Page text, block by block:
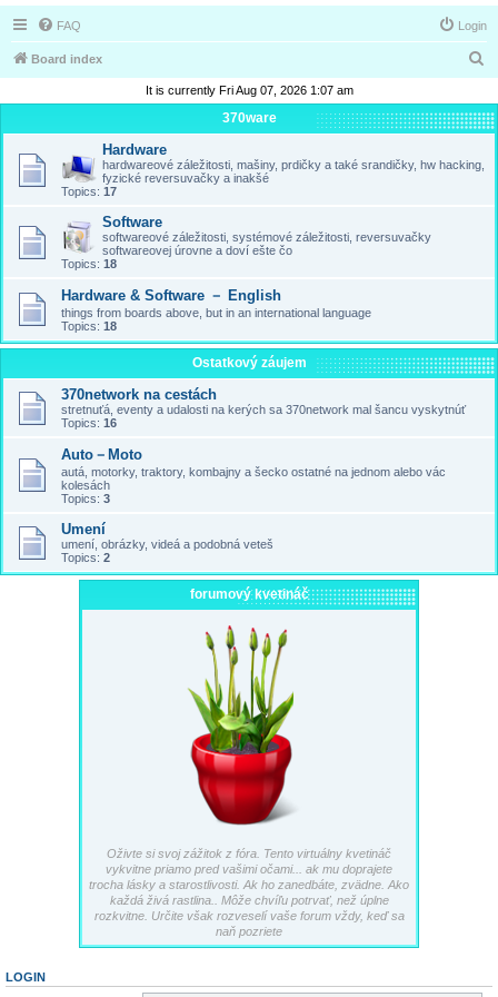
FAQ Login
Board index
a
r
It is currently Fri Aug 07, 2026 1:07 am
370ware
Hardware
hardwareové záležitosti, mašiny, prdičky a také srandičky, hw hacking,
fyzické reversuvačky a inakšé
Topics: 17
Software
softwareové záležitosti, systémové záležitosti, reversuvačky
softwareovej úrovne a doví ešte čo
Topics: 18
Hardware & Software － English
things from boards above, but in an international language
Topics: 18
Ostatkový záujem
370network na cestách
stretnuťá, eventy a udalosti na kerých sa 370network mal šancu vyskytnúť
Topics: 16
Auto－Moto
autá, motorky, traktory, kombajny a šecko ostatné na jednom alebo vác
kolesách
Topics: 3
Umení
umení, obrázky, videá a podobná veteš
Topics: 2
forumový kvetináč
Oživte si svoj zážitok z fóra. Tento virtuálny kvetináč
vykvitne priamo pred vašimi očami... ak mu doprajete
trocha lásky a starostlivosti. Ak ho zanedbáte, zvädne. Ako
každá živá rastlina.. Môže chvíľu potrvať, než úplne
rozkvitne. Určite však rozveselí vaše forum vždy, keď sa
naň pozriete
LOGIN